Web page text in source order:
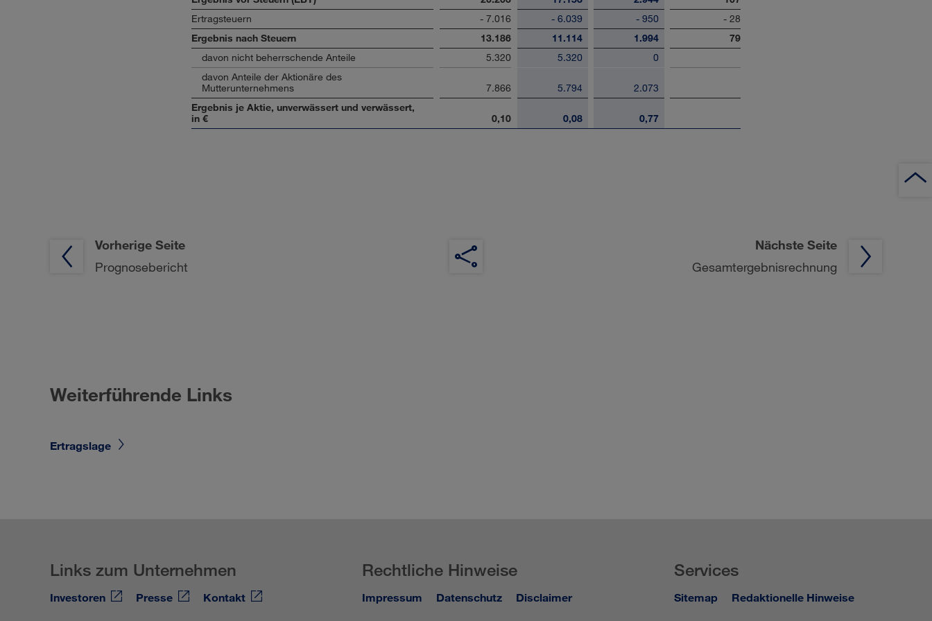
Ertragsteuern
- 7.016 - 6.039 - 950
- 28
Ergebnis nach Steuern
13.186 11.114 1.994
79
davon nicht beherrschende Anteile
5.320 5.320
0
davon Anteile der Aktionäre des
Mutterunternehmens
7.866 5.794
2.073
Ergebnis je Aktie, unverwässert und verwässert,
in €
0,10 0,08 0,77
Vorherige Seite
Prognosebericht
Nächste Seite
Gesamtergebnisrechnung
Weiterführende Links
Ertragslage
Links zum Unternehmen
Investoren Presse Kontakt
Services
Sitemap Redaktionelle Hinweise
Rechtliche Hinweise
Impressum Datenschutz Disclaimer